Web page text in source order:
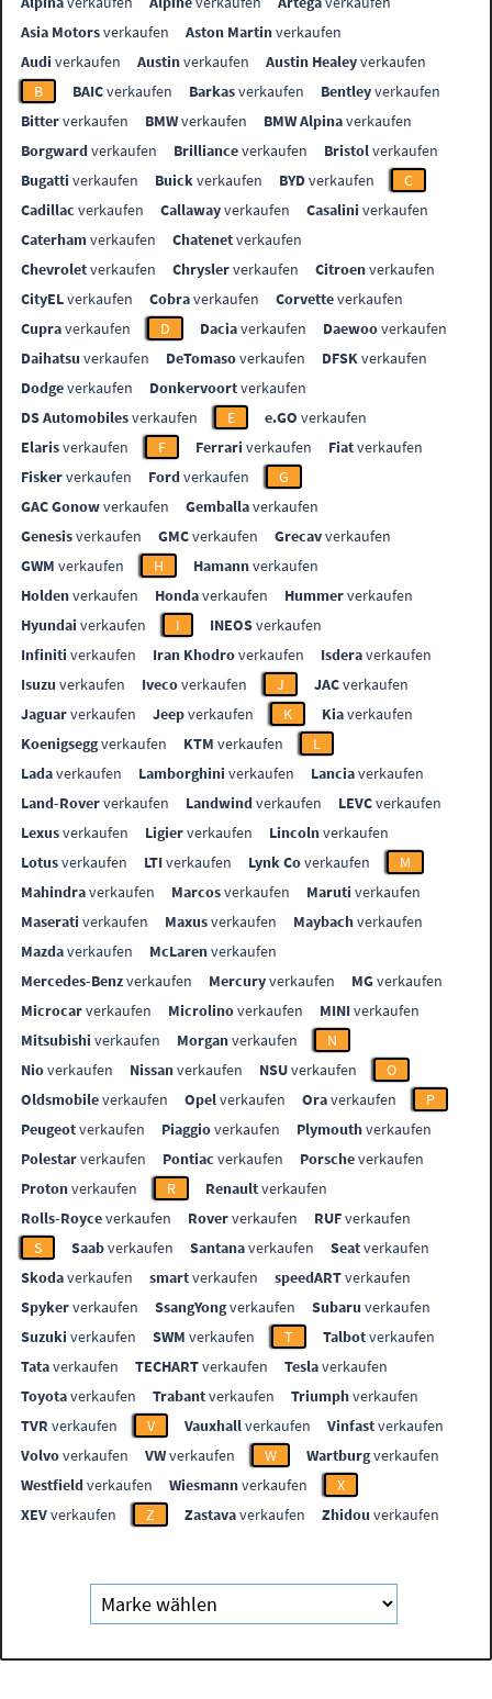
Asia Motorsverkaufen Aston Martinverkaufen
Audi verkaufen Austinverkaufen Austin Healeyverkaufen
B
BAICverkaufen Barkasverkaufen Bentleyverkaufen
Bitterverkaufen BMWverkaufen BMW Alpinaverkaufen
Borgwardverkaufen Brillianceverkaufen Bristolverkaufen
Bugatti verkaufen Buickverkaufen BYDverkaufen
C
Cadillac verkaufen Callawayverkaufen Casalini verkaufen
Caterhamverkaufen Chatenetverkaufen
Chevroletverkaufen Chryslerverkaufen Citroenverkaufen
CityELverkaufen Cobraverkaufen Corvetteverkaufen
Cupraverkaufen D Daciaverkaufen Daewooverkaufen
Daihatsu verkaufen DeTomasoverkaufen DFSKverkaufen
Dodgeverkaufen Donkervoortverkaufen
DS Automobilesverkaufen E e.GO verkaufen
Elarisverkaufen F Ferrari verkaufen Fiatverkaufen
Fiskerverkaufen Fordverkaufen
G
GAC Gonowverkaufen Gemballaverkaufen
Genesisverkaufen GMCverkaufen Grecavverkaufen
GWM verkaufen H Hamannverkaufen
Holdenverkaufen Hondaverkaufen Hummerverkaufen
Hyundai verkaufen I INEOSverkaufen
Infiniti verkaufen Iran Khodroverkaufen Isderaverkaufen
Isuzu verkaufen Ivecoverkaufen J JACverkaufen
Jaguarverkaufen Jeepverkaufen K Kiaverkaufen
Koenigseggverkaufen KTM verkaufen
L
Ladaverkaufen Lamborghini verkaufen Lanciaverkaufen
Land-Roververkaufen Landwindverkaufen LEVCverkaufen
Lexusverkaufen Ligierverkaufen Lincolnverkaufen
Lotusverkaufen LTIverkaufen Lynk Coverkaufen
M
Mahindraverkaufen Marcosverkaufen Maruti verkaufen
Maserati verkaufen Maxusverkaufen Maybachverkaufen
Mazdaverkaufen McLarenverkaufen
Mercedes-Benzverkaufen Mercuryverkaufen MGverkaufen
Microcarverkaufen Microlinoverkaufen MINIverkaufen
Mitsubishi verkaufen Morganverkaufen
N
Nioverkaufen Nissanverkaufen NSUverkaufen
O
Oldsmobileverkaufen Opelverkaufen Oraverkaufen
P
Peugeotverkaufen Piaggioverkaufen Plymouthverkaufen
Polestarverkaufen Pontiac verkaufen Porscheverkaufen
Protonverkaufen R Renaultverkaufen
Rolls-Royceverkaufen Roververkaufen RUFverkaufen
S
Saabverkaufen Santanaverkaufen Seatverkaufen
Skodaverkaufen smartverkaufen speedARTverkaufen
Spykerverkaufen SsangYongverkaufen Subaru verkaufen
Suzuki verkaufen SWM verkaufen T Talbotverkaufen
Tataverkaufen TECHARTverkaufen Teslaverkaufen
Toyotaverkaufen Trabantverkaufen Triumphverkaufen
TVR verkaufen V Vauxhallverkaufen Vinfastverkaufen
Volvoverkaufen VWverkaufen W Wartburgverkaufen
Westfieldverkaufen Wiesmannverkaufen
X
XEVverkaufen Z Zastavaverkaufen Zhidou verkaufen